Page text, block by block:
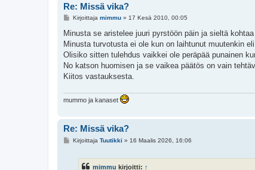
Re: Missä vika?
V
e
t
i
Kirjoittaja mimmu» 17 Kesä 2010, 00:05
Minusta se aristelee juuri pyrstöön päin ja sieltä
Minusta turvotusta ei ole kun on laihtunut muutenkin
Olisiko sitten tulehdus vaikkei ole peräpää punainen
No katson huomisen ja se vaikea päätös on vain
Kiitos vastauksesta.
mummo ja kanaset
Re: Missä vika?
VKirjoittaja Tuutikki » 16 Maalis 2026, 16:06
mimmu kirjoitti: ↑